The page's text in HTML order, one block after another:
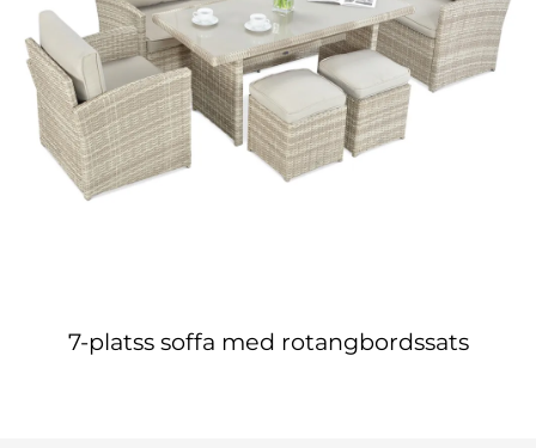
7-platss soffa med rotangbordssats